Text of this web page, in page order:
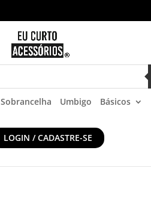
Sobrancelha Umbigo Básicos
LOGIN / CADASTRE-SE